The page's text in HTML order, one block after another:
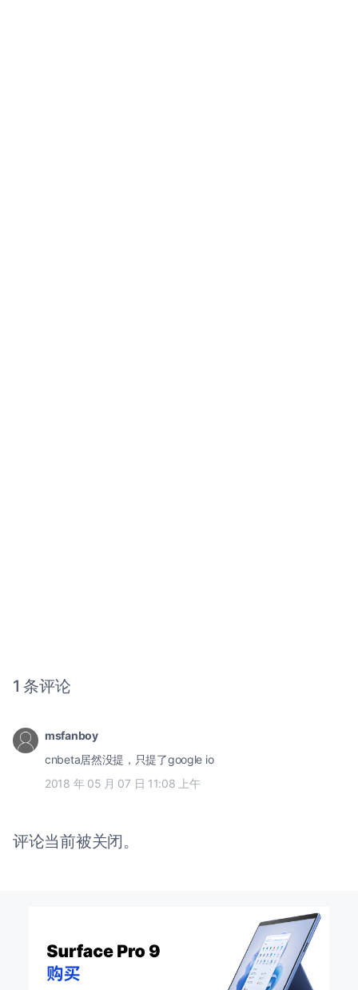
1 条评论
msfanboy
cnbeta居然没提，只提了google io
2018 年 05 月 07 日 11:08 上午
评论当前被关闭。